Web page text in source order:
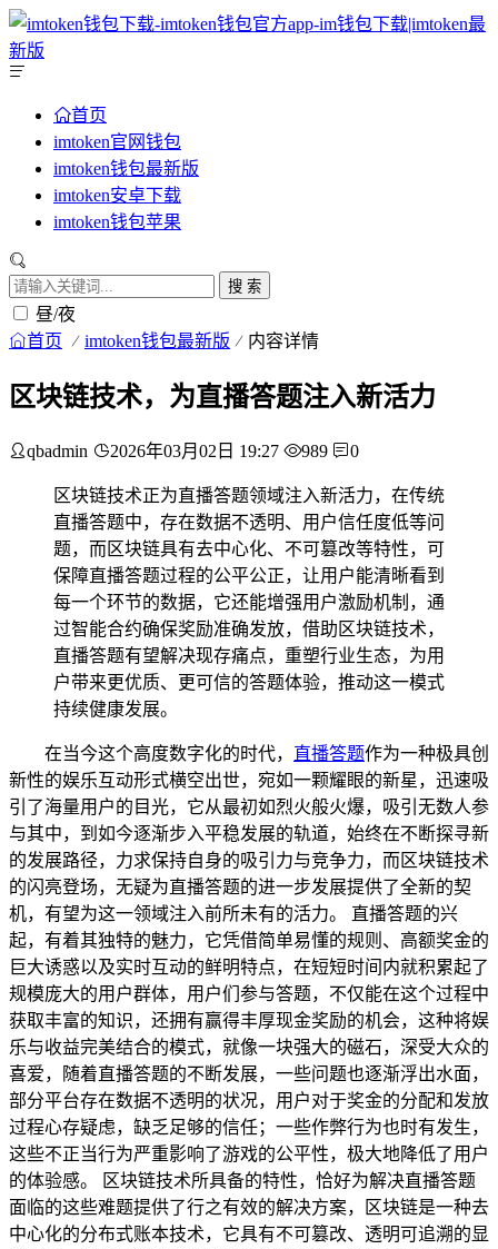
首页
imtoken官网钱包
imtoken钱包最新版
imtoken安卓下载
imtoken钱包苹果
搜 索
昼/夜
首页 imtoken钱包最新版 内容详情
区块链技术，为直播答题注入新活力
qbadmin 2026年03月02日 19:27 989 0
区块链技术正为直播答题领域注入新活力，在传统
直播答题中，存在数据不透明、用户信任度低等问
题，而区块链具有去中心化、不可篡改等特性，可
保障直播答题过程的公平公正，让用户能清晰看到
每一个环节的数据，它还能增强用户激励机制，通
过智能合约确保奖励准确发放，借助区块链技术，
直播答题有望解决现存痛点，重塑行业生态，为用
户带来更优质、更可信的答题体验，推动这一模式
持续健康发展。
在当今这个高度数字化的时代， 直播答题作为一种极具创
新性的娱乐互动形式横空出世，宛如一颗耀眼的新星，迅速吸
引了海量用户的目光，它从最初如烈火般火爆，吸引无数人参
与其中，到如今逐渐步入平稳发展的轨道，始终在不断探寻新
的发展路径，力求保持自身的吸引力与竞争力，而区块链技术
的闪亮登场，无疑为直播答题的进一步发展提供了全新的契
机，有望为这一领域注入前所未有的活力。 直播答题的兴
起，有着其独特的魅力，它凭借简单易懂的规则、高额奖金的
巨大诱惑以及实时互动的鲜明特点，在短短时间内就积累起了
规模庞大的用户群体，用户们参与答题，不仅能在这个过程中
获取丰富的知识，还拥有赢得丰厚现金奖励的机会，这种将娱
乐与收益完美结合的模式，就像一块强大的磁石，深受大众的
喜爱，随着直播答题的不断发展，一些问题也逐渐浮出水面，
部分平台存在数据不透明的状况，用户对于奖金的分配和发放
过程心存疑虑，缺乏足够的信任；一些作弊行为也时有发生，
这些不正当行为严重影响了游戏的公平性，极大地降低了用户
的体验感。 区块链技术所具备的特性，恰好为解决直播答题
面临的这些难题提供了行之有效的解决方案，区块链是一种去
中心化的分布式账本技术，它具有不可篡改、透明可追溯的显